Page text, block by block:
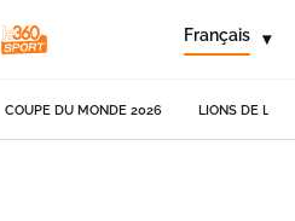
Français ▾
COUPE DU MONDE 2026 LIONS DE